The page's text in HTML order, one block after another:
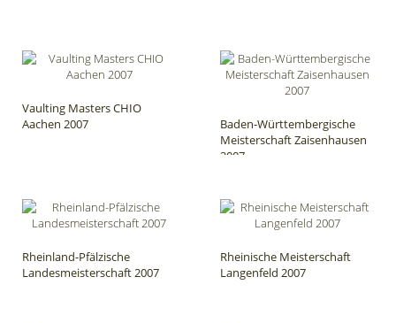
Vaulting Masters CHIO
Aachen 2007
Baden-Württembergische
Meisterschaft Zaisenhausen
2007
Rheinland-Pfälzische
Landesmeisterschaft 2007
Rheinische Meisterschaft
Langenfeld 2007